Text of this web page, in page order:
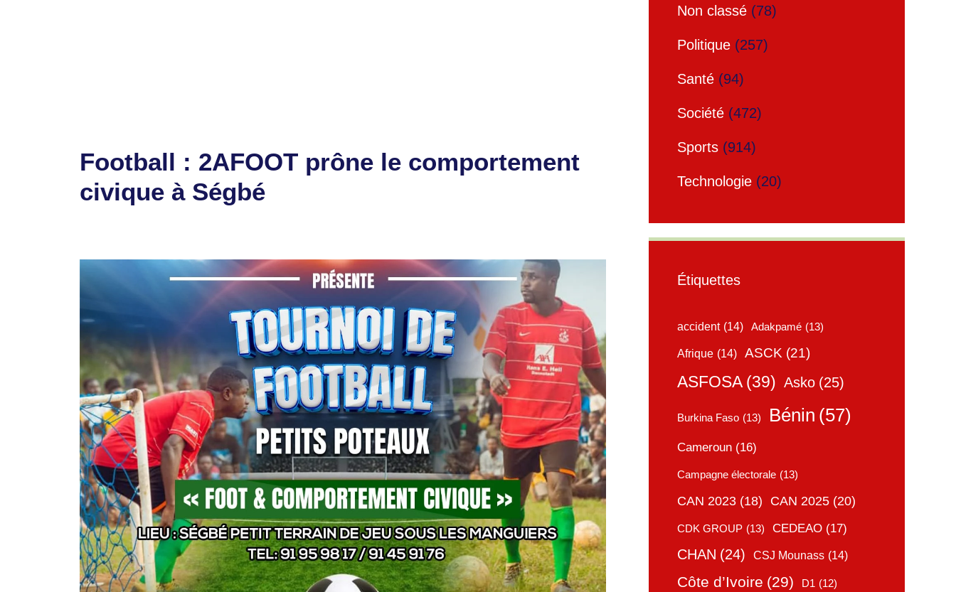
Football : 2AFOOT prône le comportement
civique à Ségbé
Non classé (78)
Politique (257)
Santé (94)
Société (472)
Sports (914)
Technologie (20)
Étiquettes
accident (14) Adakpamé (13)
Afrique (14) ASCK (21)
ASFOSA (39) Asko (25)
Burkina Faso (13) Bénin (57)
Cameroun (16)
Campagne électorale (13)
CAN 2023 (18) CAN 2025 (20)
CDK GROUP (13) CEDEAO (17)
CHAN (24) CSJ Mounass (14)
Côte d’Ivoire (29) D1 (12)